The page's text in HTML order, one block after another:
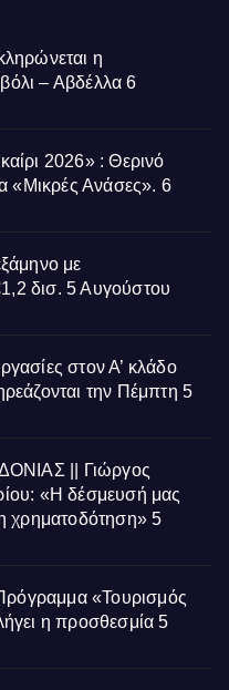
η
– Αβδέλλα 6
2026» : Θερινό
«Μικρές Ανάσες». 6
με
δισ. 5 Αυγούστου
στον Α’ κλάδο
την Πέμπτη 5
|| Γιώργος
«Η δέσμευσή μας
χρηματοδότηση» 5
«Τουρισμός
η προσθεσμία 5